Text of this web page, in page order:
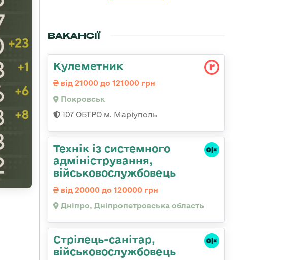
ВАКАНСІЇ
Кулеметник
від 21000 до 121000 грн
Покровськ
107 ОБТРО м. Маріуполь
Технік із системного
адміністрування,
військовослужбовець
від 20000 до 120000 грн
Дніпро, Дніпропетровська область
Стрілець-санітар,
військовослужбовець